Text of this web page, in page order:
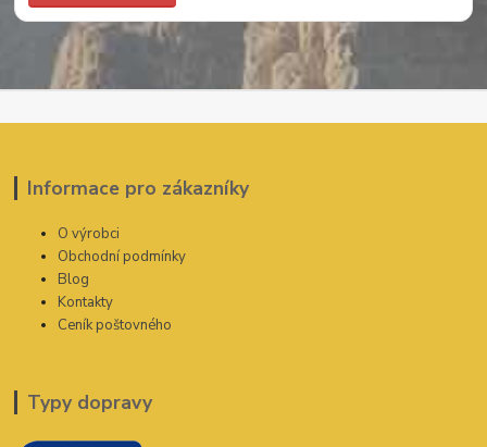
Informace pro zákazníky
O výrobci
Obchodní podmínky
Blog
Kontakty
Ceník poštovného
Typy dopravy